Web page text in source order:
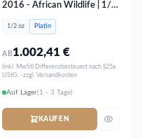
2016 - African Wildlife | 1/2
oz Platin
1/2 oz Platin
AB 1.002,41€
(inkl. MwSt) Differenzbesteuert nach §25a
UStG. · zzgl. Versandkosten
Auf Lager(1 - 3 Tage)
KAUFEN